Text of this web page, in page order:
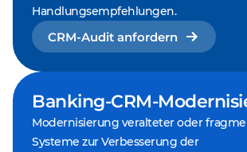
Handlungsempfehlungen.
CRM-Audit anfordern
Banking-CRM-
Modernisierung veralteter oder
Systeme zur Verbesserung der